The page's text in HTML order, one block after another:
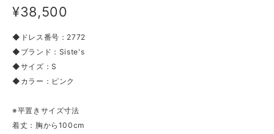
¥38,500
◆ドレス番号：2772
◆ブランド：Siste's
◆サイズ：S
◆カラー：ピンク
※平置きサイズ寸法
着丈：胸から100cm